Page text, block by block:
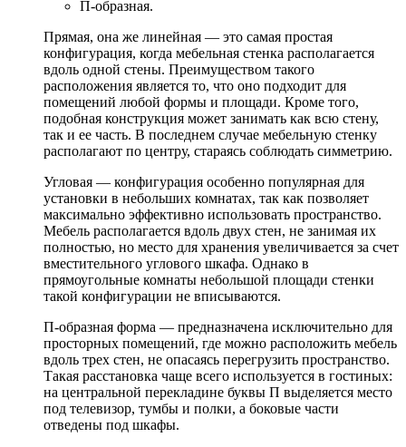
П-образная.
Прямая, она же линейная — это самая простая
конфигурация, когда мебельная стенка располагается
вдоль одной стены. Преимуществом такого
расположения является то, что оно подходит для
помещений любой формы и площади. Кроме того,
подобная конструкция может занимать как всю стену,
так и ее часть. В последнем случае мебельную стенку
располагают по центру, стараясь соблюдать симметрию.
Угловая — конфигурация особенно популярная для
установки в небольших комнатах, так как позволяет
максимально эффективно использовать пространство.
Мебель располагается вдоль двух стен, не занимая их
полностью, но место для хранения увеличивается за счет
вместительного углового шкафа. Однако в
прямоугольные комнаты небольшой площади стенки
такой конфигурации не вписываются.
П-образная форма — предназначена исключительно для
просторных помещений, где можно расположить мебель
вдоль трех стен, не опасаясь перегрузить пространство.
Такая расстановка чаще всего используется в гостиных:
на центральной перекладине буквы П выделяется место
под телевизор, тумбы и полки, а боковые части
отведены под шкафы.